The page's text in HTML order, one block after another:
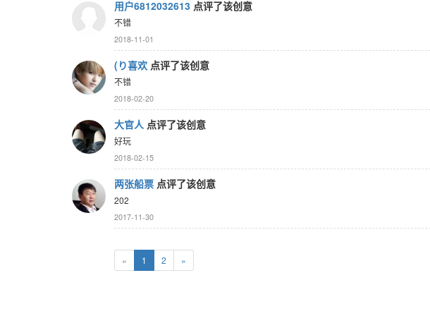
用户6812032613 点评了该创意
不错
2018-11-01
(り喜欢 点评了该创意
不错
2018-02-20
大官人 点评了该创意
好玩
2018-02-15
两张船票 点评了该创意
202
2017-11-30
« 1 2 »